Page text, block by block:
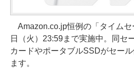
Amazon.co.jp恒例の「タイムセ
日（火）23:59まで実施中。同セ
カードやポータブルSSDがセー
ます。